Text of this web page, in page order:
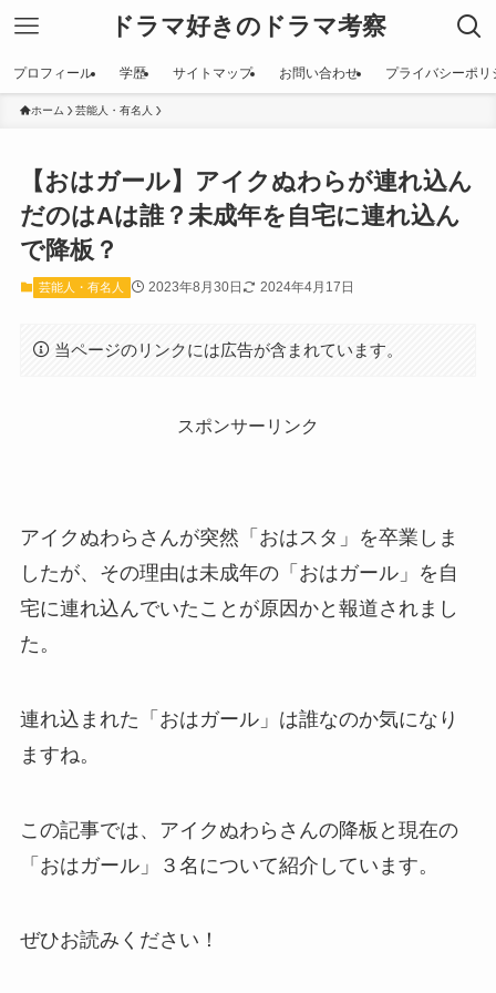
ドラマ好きのドラマ考察
プロフィール 学歴 サイトマップ お問い合わせ プライバシーポ
ホーム 芸能人・有名人
【おはガール】アイクぬわらが連れ込ん
だのはAは誰？未成年を自宅に連れ込ん
で降板？
芸能人・有名人 2023年8月30日 2024年4月17日
当ページのリンクには広告が含まれています。
スポンサーリンク
アイクぬわらさんが突然「おはスタ」を卒業しま
したが、その理由は未成年の「おはガール」を自
宅に連れ込んでいたことが原因かと報道されまし
た。
連れ込まれた「おはガール」は誰なのか気になり
ますね。
この記事では、アイクぬわらさんの降板と現在の
「おはガール」３名について紹介しています。
ぜひお読みください！